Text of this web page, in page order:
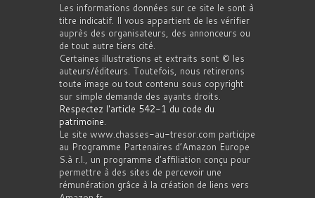
Les informations données sur ce site le sont à
titre indicatif. Il vous appartient de les vérifier
auprès des organisateurs, des annonceurs ou
de tout autre tiers cité.
Certaines illustrations et extraits sont © les
auteurs/éditeurs. Toutefois, nous retirerons
toute image ou tout contenu sous copyright
sur simple demande des ayants droits.
Respectez l'article 542-1 du code du
patrimoine
Le site www.chasses-au-tresor.com participe
au Programme Partenaires d’Amazon Europe
S.à r.l., un programme d’affiliation conçu pour
permettre à des sites de percevoir une
rémunération grâce à la création de liens vers